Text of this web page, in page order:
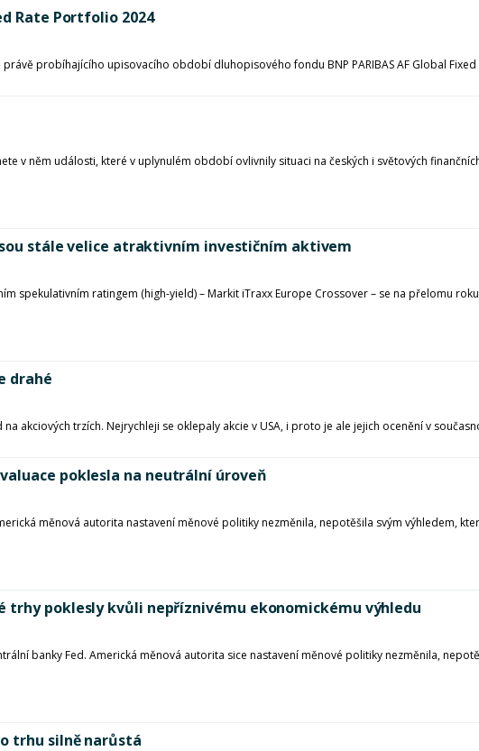
Rate Portfolio 2024
probíhajícího upisovacího období dluhopisového fondu BNP PARIBAS AF Global
v něm události, které v uplynulém období ovlivnily situaci na českých i světových
stále velice atraktivním investičním aktivem
spekulativním ratingem (high-yield) – Markit iTraxx Europe Crossover – se na přelomu
drahé
akciových trzích. Nejrychleji se oklepaly akcie v USA, i proto je ale jejich ocenění v
valuace poklesla na neutrální úroveň
měnová autorita nastavení měnové politiky nezměnila, nepotěšila svým výhledem,
trhy poklesly kvůli nepříznivému ekonomickému výhledu
banky Fed. Americká měnová autorita sice nastavení měnové politiky nezměnila,
trhu silně narůstá